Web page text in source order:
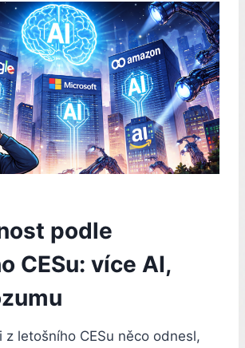
podle
CESu: více AI,
z letošního CESu něco odnesl,